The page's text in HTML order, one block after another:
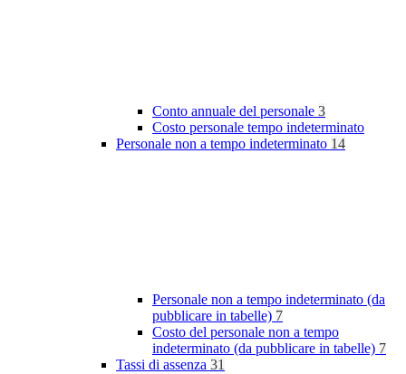
Conto annuale del personale 3
Costo personale tempo indeterminato
Personale non a tempo indeterminato 14
Personale non a tempo indeterminato (da
pubblicare in tabelle) 7
Costo del personale non a tempo
indeterminato (da pubblicare in tabelle) 7
Tassi di assenza 31